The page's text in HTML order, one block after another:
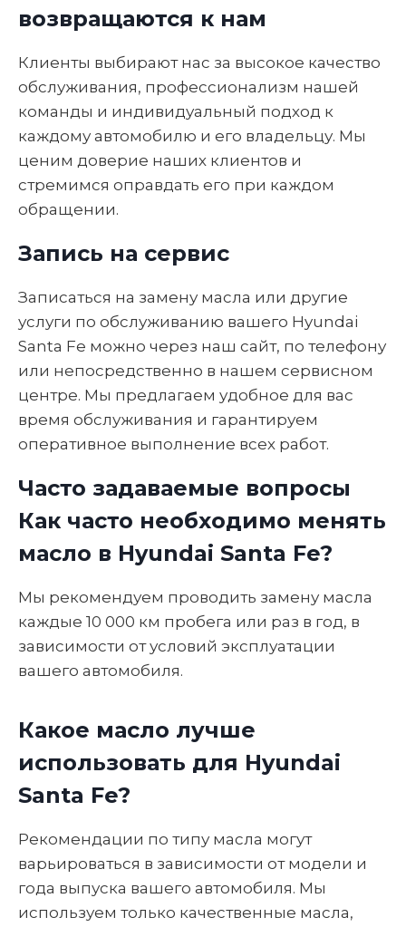
возвращаются к нам
Клиенты выбирают нас за высокое качество
обслуживания, профессионализм нашей
команды и индивидуальный подход к
каждому автомобилю и его владельцу. Мы
ценим доверие наших клиентов и
стремимся оправдать его при каждом
обращении.
Запись на сервис
Записаться на замену масла или другие
услуги по обслуживанию вашего Hyundai
Santa Fe можно через наш сайт, по телефону
или непосредственно в нашем сервисном
центре. Мы предлагаем удобное для вас
время обслуживания и гарантируем
оперативное выполнение всех работ.
Часто задаваемые вопросы
Как часто необходимо менять
масло в Hyundai Santa Fe?
Мы рекомендуем проводить замену масла
каждые 10 000 км пробега или раз в год, в
зависимости от условий эксплуатации
вашего автомобиля.
Какое масло лучше
использовать для Hyundai
Santa Fe?
Рекомендации по типу масла могут
варьироваться в зависимости от модели и
года выпуска вашего автомобиля. Мы
используем только качественные масла,